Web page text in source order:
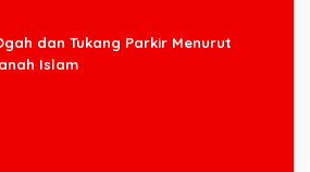
dan Tukang Parkir Menurut
Islam